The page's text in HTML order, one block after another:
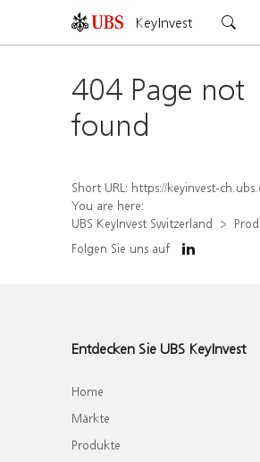
KeyInvest
404 Page not
found
Short URL: https://keyinvest-ch.ubs.com/produkt/detail/
You are here:
UBS KeyInvest Switzerland
Folgen Sie uns auf
Entdecken Sie UBS KeyInvest
Home
Märkte
Produkte